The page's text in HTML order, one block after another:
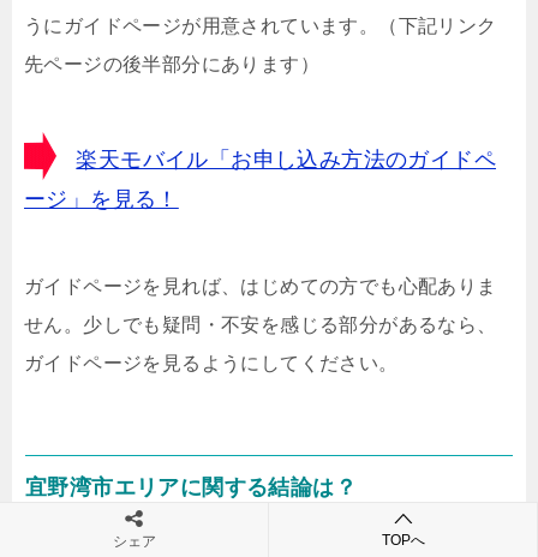
うにガイドページが用意されています。（下記リンク
先ページの後半部分にあります）
楽天モバイル「お申し込み方法のガイドペ
ージ」を見る！
ガイドページを見れば、はじめての方でも心配ありま
せん。少しでも疑問・不安を感じる部分があるなら、
ガイドページを見るようにしてください。
宜野湾市エリアに関する結論は？
シェア TOPへ